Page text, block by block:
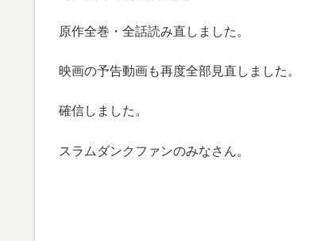
原作全巻・全話読み直しました。
映画の予告動画も再度全部見直しました。
確信しました。
スラムダンクファンのみなさん。